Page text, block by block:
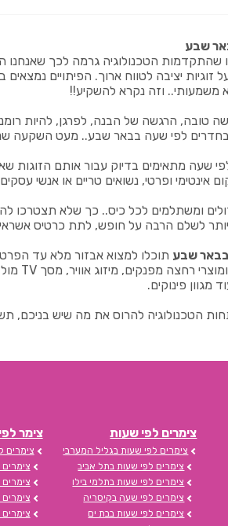
שבע
שהתקדמות הטכנולוגיה גרמה לכך
יציבה לטווח ארוך. הפיתויים
משמעותי.. וזה נקרא להשקיע!!
טובה, הרגשה של הבנה, לפרגן, להיות
בחדרים לפי שעה בבאר שבע.. מעט השקעה
שעה מתאימים בדיוק עבור אותם הזוגות
אינטימי ופרטי, נשואים טריים או
ומשתלמים לכל כיס.. כך שלא תצטרכו
יותר לשלם הרבה על חופש, לתת כרטיס
שבע תוכלו למצוא אבזור מלא עד
מגוון פינוקים.
הטכנולוגיה להרוס את מה שיש בניכם,
צימרים לפי שעות
צימרים לפי שעות בגליל המערבי
צימרים לפי שעות בתל אביב
צימרים לפי שעות בתלמי בילו
צימרים לפי שעה בקיסריה
צימרים לפי שעות בבת ים
צימר
צימרים